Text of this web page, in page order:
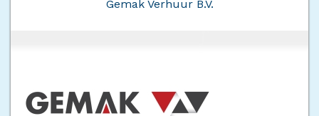
Gemak Verhuur B.V.